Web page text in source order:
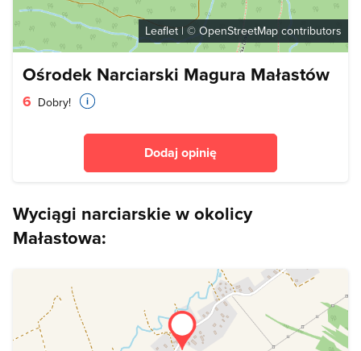
Leaflet | © OpenStreetMap contributors
Ośrodek Narciarski Magura Małastów
6 Dobry!
Dodaj opinię
Wyciągi narciarskie w okolicy
Małastowa: